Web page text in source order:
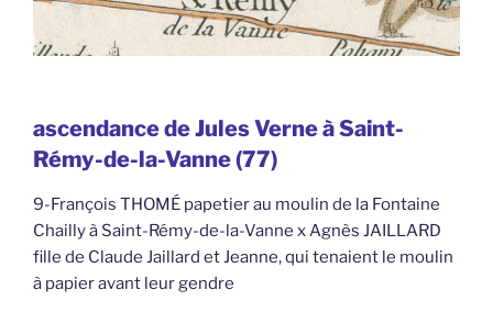
ascendance de Jules Verne à Saint-
Rémy-de-la-Vanne (77)
9-François THOMÉ papetier au moulin de la Fontaine
Chailly à Saint-Rémy-de-la-Vanne x Agnès JAILLARD
fille de Claude Jaillard et Jeanne, qui tenaient le moulin
à papier avant leur gendre